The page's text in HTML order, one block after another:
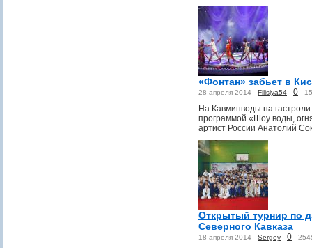
«Фонтан» забьет в
28 апреля 2014 - Filisiya54 - 0 -
На Кавминводы на
программой «Шоу воды,
артист России Анатолий
Открытый турнир по
Северного Кавказа
18 апреля 2014 - Sergey - 0 -